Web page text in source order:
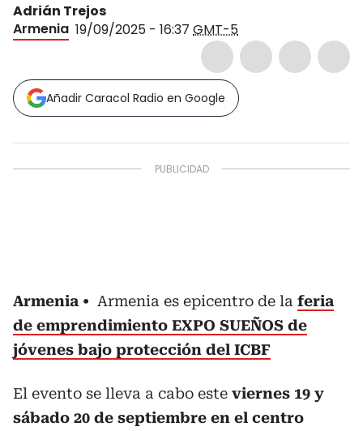
Adrián Trejos
Armenia 19/09/2025 - 16:37 GMT-5
Añadir Caracol Radio en Google
Armenia Armenia es epicentro de la feria
de emprendimiento EXPO SUEÑOS de
jóvenes bajo protección del ICBF
El evento se lleva a cabo este viernes 19 y
sábado 20 de septiembre en el centro